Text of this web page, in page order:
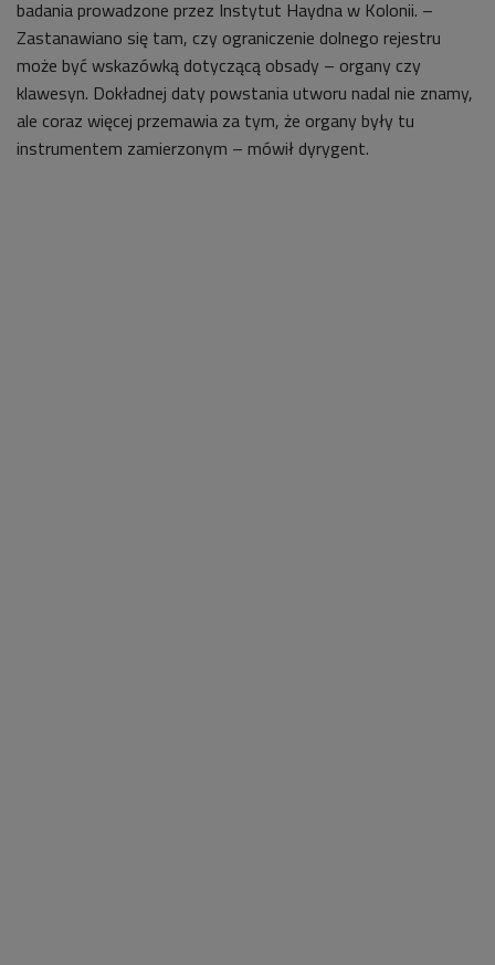
badania prowadzone przez Instytut Haydna w Kolonii. –
Zastanawiano się tam, czy ograniczenie dolnego rejestru
może być wskazówką dotyczącą obsady – organy czy
klawesyn. Dokładnej daty powstania utworu nadal nie znamy,
ale coraz więcej przemawia za tym, że organy były tu
instrumentem zamierzonym – mówił dyrygent.